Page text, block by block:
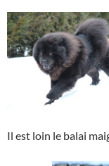
Il est loin le balai